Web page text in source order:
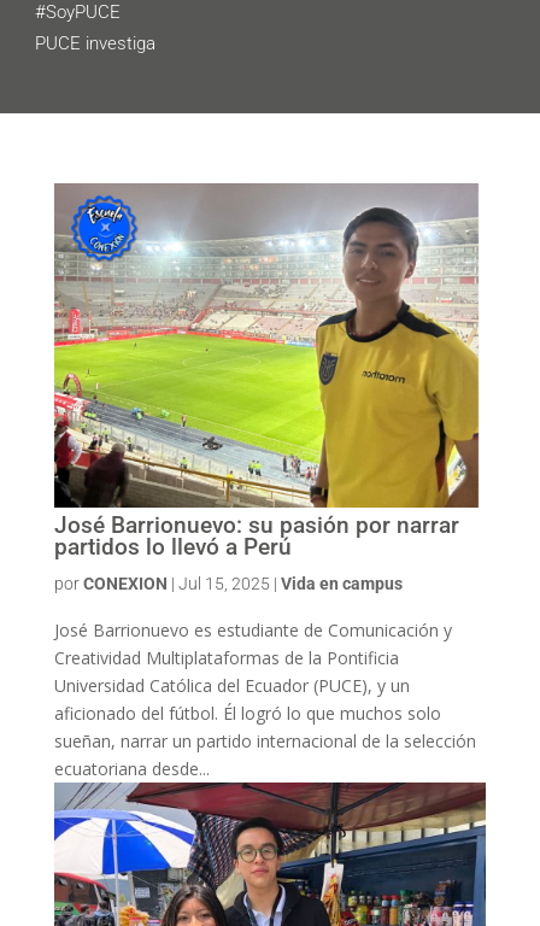
#SoyPUCE
PUCE investiga
José Barrionuevo: su pasión por narrar
partidos lo llevó a Perú
porCONEXION | Jul 15, 2025 | Vida en campus
José Barrionuevo es estudiante de Comunicación y
Creatividad Multiplataformas de la Pontificia
Universidad Católica del Ecuador (PUCE), y un
aficionado del fútbol. Él logró lo que muchos solo
sueñan, narrar un partido internacional de la selección
ecuatoriana desde...